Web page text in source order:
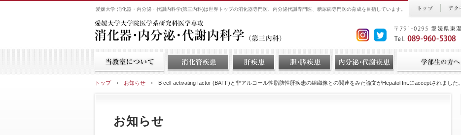
愛媛大学 消化器・内分泌・代謝内科学(第三内科)は世界トップの消化器専門医、内分泌代謝専門医、糖尿病専門医の育成を目指しています。
トップ› お知らせ › B cell-activating factor (BAFF)と非アルコール性脂肪性肝疾患の組織像との関連をみた論文がHepatol Int.にacceptされました。
お知らせ